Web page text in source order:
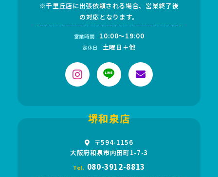
※千里丘店に出張依頼される場合、営業終了後
の対応となります。
営業時間 10:00～19:00
定休日 土曜日＋他
堺和泉店
〒594-1156
大阪府和泉市内田町1-7-3
Tel. 080-3912-8813